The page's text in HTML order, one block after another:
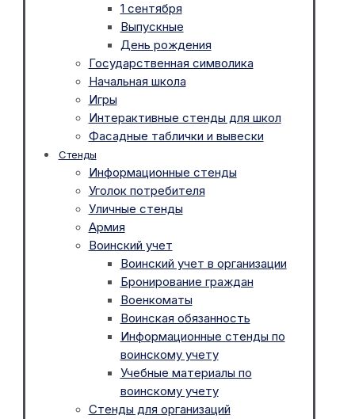
1 сентября
Выпускные
День рождения
Государственная символика
Начальная школа
Игры
Интерактивные стенды для школ
Фасадные таблички и вывески
Стенды
Информационные стенды
Уголок потребителя
Уличные стенды
Армия
Воинский учет
Воинский учет в организации
Бронирование граждан
Военкоматы
Воинская обязанность
Информационные стенды по
воинскому учету
Учебные материалы по
воинскому учету
Стенды для организаций